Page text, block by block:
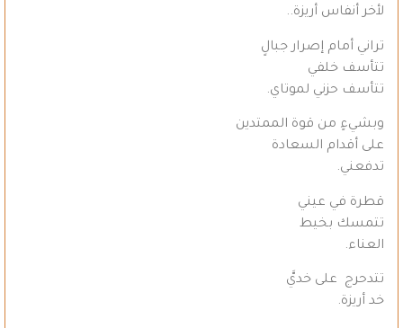
لأخر أنفاس أريزة..
تراني أمام إصرار جبالٍ
تتأسف خلفي
تتأسف حزني لموتاي.
وبشيءٍ من قوة الممتدين
على أقدام السعادة
تدفعني.
قطرة في عيني
تتمسك بخيط
العناء.
تتدحرج على خديَّ
خد أريزة.